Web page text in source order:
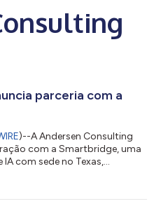
parceria com a
)--A Andersen Consulting
com a Smartbridge, uma
com sede no Texas,
transformação digital e